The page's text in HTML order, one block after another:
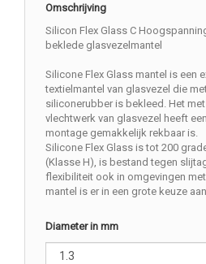
Omschrijving
Silicon Flex Glass C
beklede glasvezelmantel
Silicone Flex Glass mantel is een
textielmantel van glasvezel die
siliconerubber is bekleed. Het
vlechtwerk van glasvezel heeft
montage gemakkelijk rekbaar is.
Silicone Flex Glass is tot 200
(Klasse H), is bestand tegen
flexibiliteit ook in omgevingen
mantel is er in een grote keuze
Diameter in mm